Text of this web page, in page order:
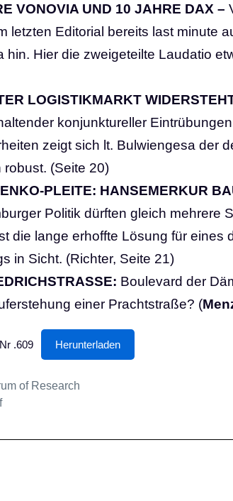
VONOVIA UND 10 JAHRE DAX –
letzten Editorial bereits last minute
hin. Hier die zweigeteilte Laudatio
LOGISTIKMARKT
konjunktureller
zeigt sich lt. Bulwiengesa der
robust. (Seite 20)
PLEITE: HANSEMERKUR
Politik dürften gleich mehrere
die lange erhoffte Lösung für eines
in Sicht. (Richter, Seite 21)
Boulevard der
einer Prachtstraße? (
.609 Herunterladen
of Research